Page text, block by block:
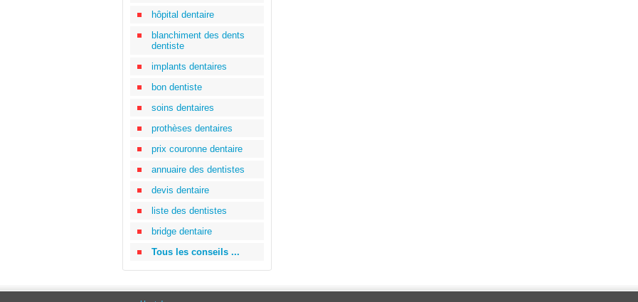
hôpital dentaire
blanchiment des dents
dentiste
implants dentaires
bon dentiste
soins dentaires
prothèses dentaires
prix couronne dentaire
annuaire des dentistes
devis dentaire
liste des dentistes
bridge dentaire
Tous les conseils ...